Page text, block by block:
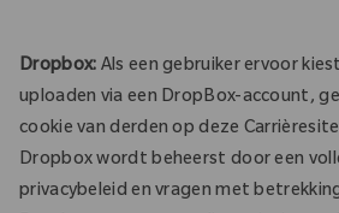
Dropbox: Als een gebruiker ervoor
uploaden via een DropBox-account,
cookie van derden op deze
Dropbox wordt beheerst door een
privacybeleid en vragen met